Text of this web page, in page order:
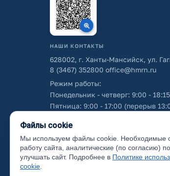
НАШИ КОНТАКТЫ
628002, г. Ханты-Мансийск, ул.
8 (3467) 352800 office@hmrn.ru
Режим работы:
Понедельник - четверг: 9:00 -
Пятница: 9:00 - 17:00 (перерыв
Об использовании персональных
Файлы cookie
Мы используем файлы cookie. Необходимые
работу сайта, аналитические (по согласию)
улучшать сайт. Подробнее в Политике
cookie